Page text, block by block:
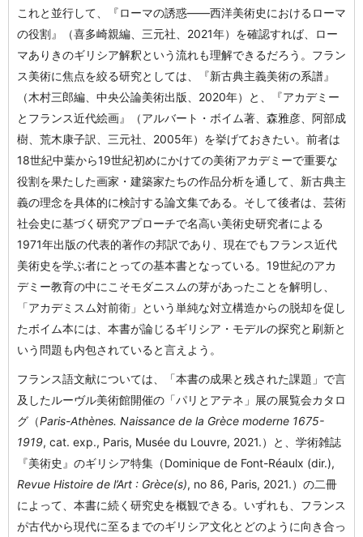
これと並行して、『ローマの誘惑――西洋美術史におけるローマ
の役割』（喜多崎親編、三元社、2021年）を確認すれば、ロー
マありきのギリシア解釈という流れも理解できるだろう。フラン
ス美術に焦点を絞る研究としては、『新古典主義美術の系譜』
（木村三郎編、中央公論美術出版、2020年）と、『アカデミー
とフランス近代絵画』（アルバート・ボイム著、森雅彦、阿部成
樹、荒木康子訳、三元社、2005年）を挙げておきたい。前者は
18世紀中葉から19世紀初めにかけての美術アカデミーで重要な
役割を果たした画家・建築家たちの作品分析を通して、新古典主
義の理念を具体的に検討する論文集である。そして後者は、芸術
社会史に基づく研究アプローチで名高い美術史研究者による
1971年出版の代表的著作の邦訳であり、現在でもフランス近代
美術史を学ぶ者にとっての基本書となっている。19世紀のアカ
デミー教育の中にこそモダニスムの芽があったことを解明し、
「アカデミスム対前衛」という単純な対立構造からの脱却を促し
たボイム本には、本書が論じるギリシア・モデルの探究と刷新と
いう問題も内包されていると言えよう。
フランス語文献については、「本書の成果と残された課題」で言
及したルーヴル美術館開催の「パリとアテネ」展の展覧会カタロ
グ（Paris-Athènes. Naissance de la Grèce moderne 1675-
1919, cat. exp., Paris, Musée du Louvre, 2021.）と、学術雑誌
『美術史』のギリシア特集（Dominique de Font-Réaulx (dir.),
Revue Histoire de l’Art : Grèce(s), no 86, Paris, 2021.）の二冊
によって、本書に続く研究史を概観できる。いずれも、フランス
が古代から現代に至るまでのギリシア文化とどのように向き合っ